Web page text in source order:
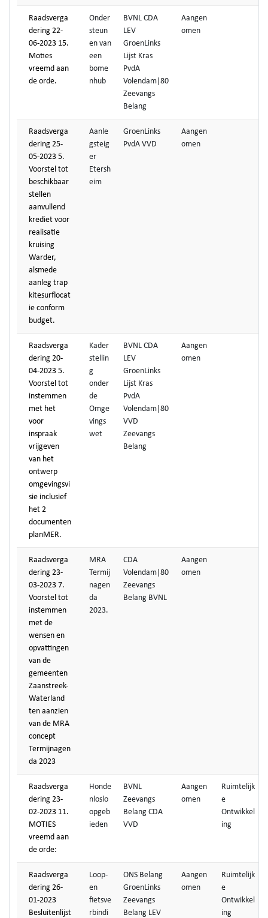
Raadsverga
dering 22-
06-2023 15.
Moties
vreemd aan
de orde.
Onder
steun
en van
een
bome
nhub
BVNL CDA
LEV
GroenLinks
Lijst Kras
PvdA
Volendam|80
Zeevangs
Belang
Aangen
omen
Raadsverga
dering 25-
05-2023 5.
Voorstel tot
beschikbaar
stellen
aanvullend
krediet voor
realisatie
kruising
Warder,
alsmede
aanleg trap
kitesurflocat
ie conform
budget.
Aanle
gsteig
er
Etersh
eim
GroenLinks
PvdA VVD
Aangen
omen
Raadsverga
dering 20-
04-2023 5.
Voorstel tot
instemmen
met het
voor
inspraak
vrijgeven
van het
ontwerp
omgevingsvi
sie inclusief
het 2
documenten
planMER.
Kader
stellin
g
onder
de
Omge
vings
wet
BVNL CDA
LEV
GroenLinks
Lijst Kras
PvdA
Volendam|80
VVD
Zeevangs
Belang
Aangen
omen
Raadsverga
dering 23-
03-2023 7.
Voorstel tot
instemmen
met de
wensen en
opvattingen
van de
gemeenten
Zaanstreek-
Waterland
ten aanzien
van de MRA
concept
Termijnagen
da 2023
MRA
Termij
nagen
da
2023.
CDA
Volendam|80
Zeevangs
Belang BVNL
Aangen
omen
Raadsverga
dering 23-
02-2023 11.
MOTIES
vreemd aan
de orde:
Honde
nloslo
opgeb
ieden
BVNL
Zeevangs
Belang CDA
VVD
Aangen
omen
Ruimtelijk
e
Ontwikkel
ing
Raadsverga
dering 26-
01-2023
Besluitenlijst
Loop-
en
fietsve
rbindi
ONS Belang
GroenLinks
Zeevangs
Belang LEV
Aangen
omen
Ruimtelijk
e
Ontwikkel
ing